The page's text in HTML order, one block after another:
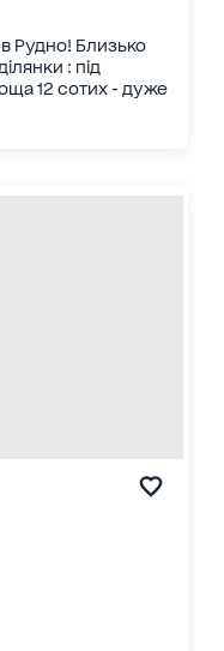
Рудно! Близько
: під
12 сотих - дуже